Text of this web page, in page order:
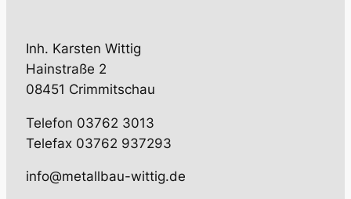
Inh. Karsten Wittig
Hainstraße 2
08451 Crimmitschau
Telefon 03762 3013
Telefax 03762 937293
info@metallbau-wittig.de